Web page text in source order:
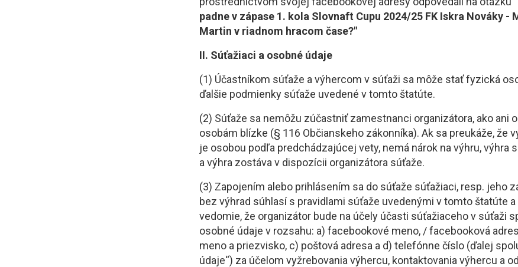
padne v zápase 1. kola Slovnaft Cupu 2024/25 FK Iskra Nováky -
Martin v riadnom hracom čase?"
II. Súťažiaci a osobné údaje
(1) Účastníkom súťaže a výhercom v súťaži sa môže stať fyzická
ďalšie podmienky súťaže uvedené v tomto štatúte.
(2) Súťaže sa nemôžu zúčastniť zamestnanci organizátora, ako ani
osobám blízke (§ 116 Občianskeho zákonníka). Ak sa preukáže, že
je osobou podľa predchádzajúcej vety, nemá nárok na výhru, výhra
a výhra zostáva v dispozícii organizátora súťaže.
(3) Zapojením alebo prihlásením sa do súťaže súťažiaci, resp. jeho
bez výhrad súhlasí s pravidlami súťaže uvedenými v tomto štatúte a
vedomie, že organizátor bude na účely účasti súťažiaceho v súťaži
osobné údaje v rozsahu: a) facebookové meno, / facebooková
meno a priezvisko, c) poštová adresa a d) telefónne číslo (ďalej
údaje“) za účelom vyžrebovania výhercu, kontaktovania výhercu a